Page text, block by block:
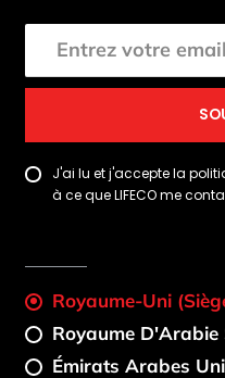
J'ai lu et j'accepte la
à ce que LIFECO me
Royaume-Uni
Royaume D'Arabie
Émirats Arabes